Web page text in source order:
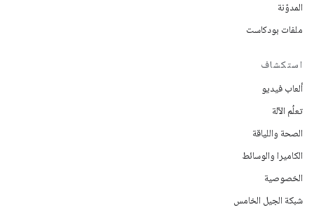
المدوّنة
ملفات بودكاست
استكشاف
ألعاب فيديو
تعلُم الآلة
الصحة واللياقة
الكاميرا والوسائط
الخصوصية
شبكة الجيل الخامس